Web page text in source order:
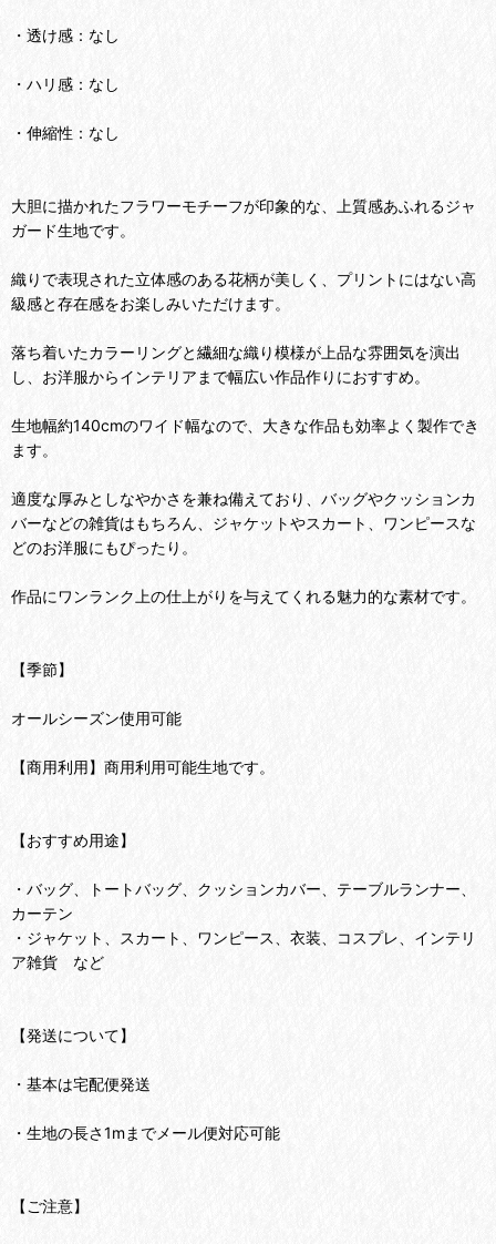
・透け感：なし
・ハリ感：なし
・伸縮性：なし
大胆に描かれたフラワーモチーフが印象的な、上質感あふれるジャ
ガード生地です。
織りで表現された立体感のある花柄が美しく、プリントにはない高
級感と存在感をお楽しみいただけます。
落ち着いたカラーリングと繊細な織り模様が上品な雰囲気を演出
し、お洋服からインテリアまで幅広い作品作りにおすすめ。
生地幅約140cmのワイド幅なので、大きな作品も効率よく製作でき
ます。
適度な厚みとしなやかさを兼ね備えており、バッグやクッションカ
バーなどの雑貨はもちろん、ジャケットやスカート、ワンピースな
どのお洋服にもぴったり。
作品にワンランク上の仕上がりを与えてくれる魅力的な素材です。
【季節】
オールシーズン使用可能
【商用利用】商用利用可能生地です。
【おすすめ用途】
・バッグ、トートバッグ、クッションカバー、テーブルランナー、
カーテン
・ジャケット、スカート、ワンピース、衣装、コスプレ、インテリ
ア雑貨 など
【発送について】
・基本は宅配便発送
・生地の長さ1mまでメール便対応可能
【ご注意】